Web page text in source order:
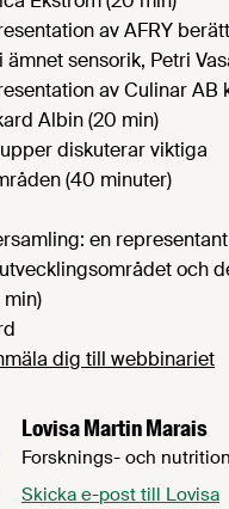
av AFRY
sensorik, Petri
av Culinar AB
Albin (20 min)
diskuterar viktiga
(40 minuter)
en
och
dig till webbinariet
Lovisa Martin Marais
Forsknings- och
Skicka e-post till Lovisa